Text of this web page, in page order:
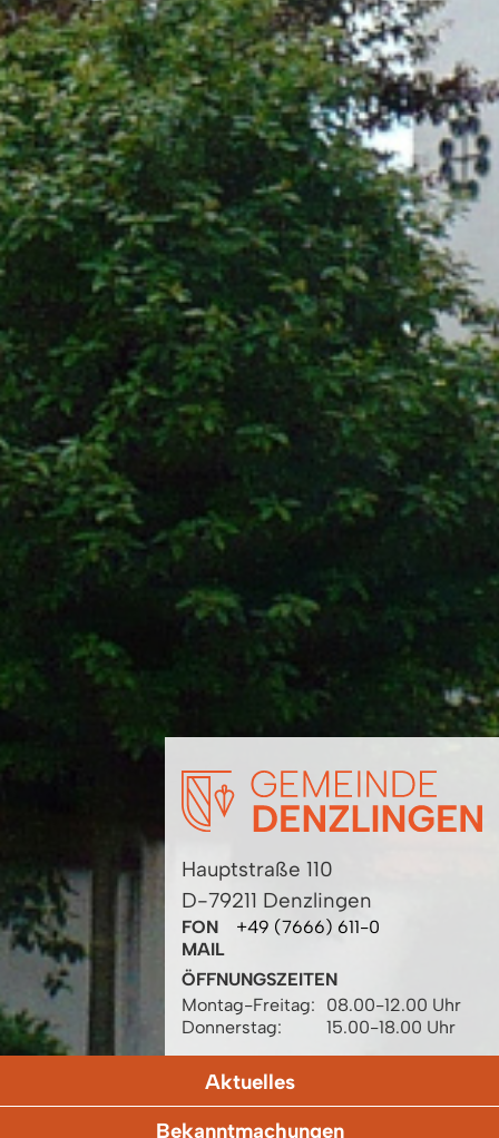
Hauptstraße 110
D-79211 Denzlingen
FON
+49 (7666) 611-0
MAIL
ÖFFNUNGSZEITEN
Montag-Freitag:
08.00-12.00 Uhr
Donnerstag:
15.00-18.00 Uhr
Aktuelles
Bekanntmachungen